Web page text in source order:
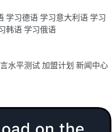
学习德语 学习意大利语 学习
韩语 学习俄语
水平测试加盟计划 新闻中心